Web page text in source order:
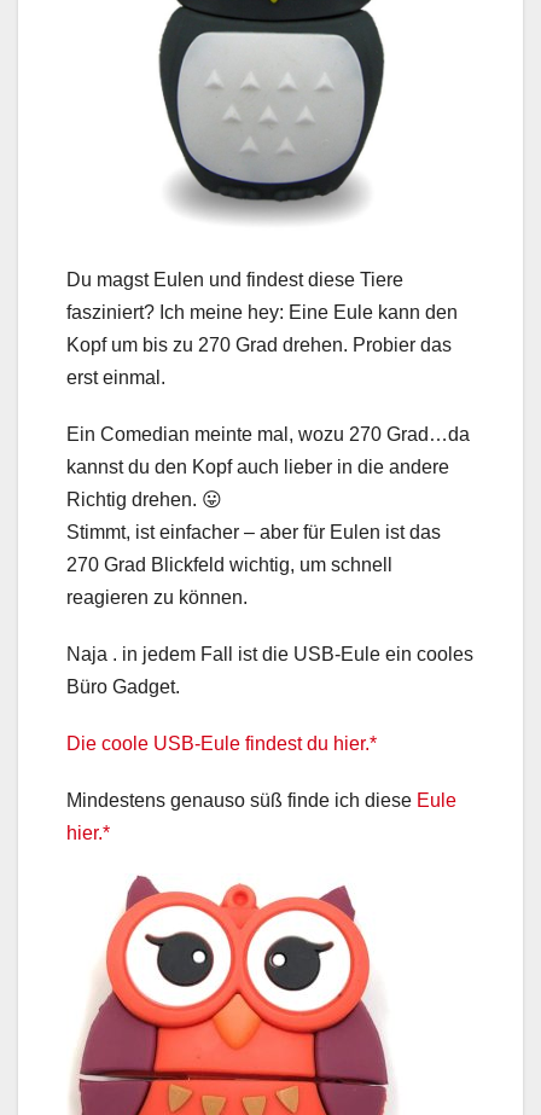
Du magst Eulen und findest diese Tiere
fasziniert? Ich meine hey: Eine Eule kann den
Kopf um bis zu 270 Grad drehen. Probier das
erst einmal.
Ein Comedian meinte mal, wozu 270 Grad…da
kannst du den Kopf auch lieber in die andere
Richtig drehen. 😛
Stimmt, ist einfacher – aber für Eulen ist das
270 Grad Blickfeld wichtig, um schnell
reagieren zu können.
Naja . in jedem Fall ist die USB-Eule ein cooles
Büro Gadget.
Die coole USB-Eule findest du hier.*
Mindestens genauso süß finde ich diese Eule
hier.*